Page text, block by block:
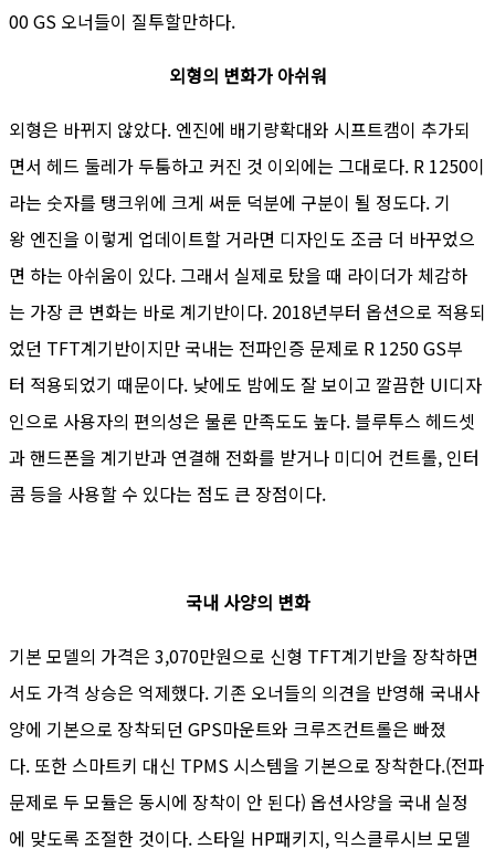
00 GS 오너들이 질투할만하다.
외형의 변화가 아쉬워
외형은 바뀌지 않았다. 엔진에 배기량확대와 시프트캠이 추가되
면서 헤드 둘레가 두툼하고 커진 것 이외에는 그대로다. R 1250이
라는 숫자를 탱크위에 크게 써둔 덕분에 구분이 될 정도다. 기
왕 엔진을 이렇게 업데이트할 거라면 디자인도 조금 더 바꾸었으
면 하는 아쉬움이 있다. 그래서 실제로 탔을 때 라이더가 체감하
는 가장 큰 변화는 바로 계기반이다. 2018년부터 옵션으로 적용되
었던 TFT계기반이지만 국내는 전파인증 문제로 R 1250 GS부
터 적용되었기 때문이다. 낮에도 밤에도 잘 보이고 깔끔한 UI디자
인으로 사용자의 편의성은 물론 만족도도 높다. 블루투스 헤드셋
과 핸드폰을 계기반과 연결해 전화를 받거나 미디어 컨트롤, 인터
콤 등을 사용할 수 있다는 점도 큰 장점이다.
국내 사양의 변화
기본 모델의 가격은 3,070만원으로 신형 TFT계기반을 장착하면
서도 가격 상승은 억제했다. 기존 오너들의 의견을 반영해 국내사
양에 기본으로 장착되던 GPS마운트와 크루즈컨트롤은 빠졌
다. 또한 스마트키 대신 TPMS 시스템을 기본으로 장착한다.(전파
문제로 두 모듈은 동시에 장착이 안 된다) 옵션사양을 국내 실정
에 맞도록 조절한 것이다. 스타일 HP패키지, 익스클루시브 모델